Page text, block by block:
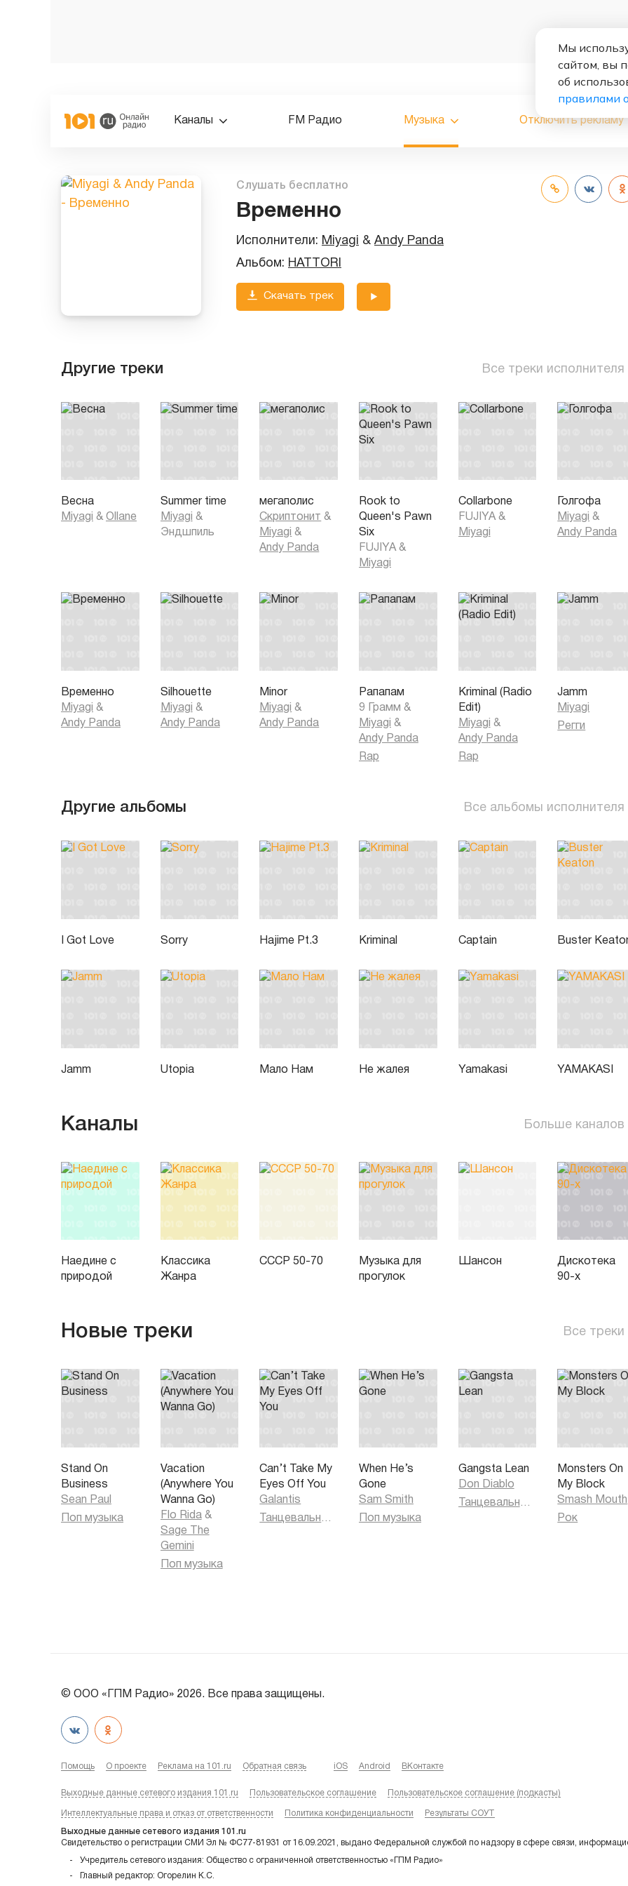
Каналы FM Радио Музыка Отключить рекламу
Слушать бесплатно
Временно
Исполнители: Miyagi & Andy Panda
Альбом: HATTORI
Скачать трек
Другие треки Все треки исполнителя
Весна
Miyagi
& Ollane
Summer time
Miyagi
&
Эндшпиль
мегаполис
Скриптонит &
Miyagi
&
Andy Panda
Rook to
Queen's Pawn
Six
FUJIYA &
Miyagi
Collarbone
FUJIYA &
Miyagi
Голгофа
Miyagi
&
Andy Panda
Временно
Miyagi
&
Andy Panda
Silhouette
Miyagi
&
Andy Panda
Minor
Miyagi
&
Andy Panda
Рапапам
9 Грамм &
Miyagi
&
Andy Panda
Rap
Kriminal (Radio
Edit)
Miyagi
&
Andy Panda
Rap
Jamm
Miyagi
Регги
Другие альбомы Все альбомы исполнителя
I Got Love Sorry Hajime Pt.3 Kriminal Captain Buster
Jamm Utopia Мало Нам Не жалея Yamakasi YAMAKASI
Каналы Больше каналов
Наедине с
природой
Классика
Жанра
СССР 50-70
Музыка для
прогулок
Шансон
Дискотека
90-х
Новые треки Все треки
Stand On
Business
Sean Paul
Поп музыка
Vacation
(Anywhere You
Wanna Go)
Flo Rida &
Sage The
Gemini
Поп музыка
Can’t Take My
Eyes Off You
Galantis
Танцевальная музыка
When He’s
Gone
Sam Smith
Поп музыка
Gangsta Lean
Don Diablo
Танцевальная музыка
Monsters On
My Block
Smash Mouth
Рок
© ООО «ГПМ Радио» 2026. Все права защищены.
Помощь О проекте Реклама на 101.ru Обратная связь iOS Android ВКонтакте
Выходные данные сетевого издания 101.ru Пользовательское соглашение Пользовательское соглашение (подкасты)
Интеллектуальные права и отказ от ответственности Политика конфиденциальности Результаты СОУТ
Выходные данные сетевого издания 101.ru
Свидетельство о регистрации СМИ Эл № ФС77-81931 от 16.09.2021, выдано Федеральной службой по надзору в сфере связи,
Учредитель сетевого издания: Общество с ограниченной ответственностью «ГПМ Радио»
Главный редактор: Огорелин К.С.
Мы
сайтом, вы
об
правилами